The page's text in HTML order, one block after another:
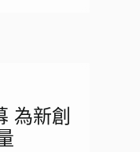
為新創